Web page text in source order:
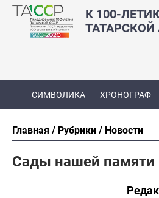
К 100-
ТАТАРСКОЙ
СИМВОЛИКА ХРОНОГРАФ
Главная Рубрики Новости
Сады нашей памяти